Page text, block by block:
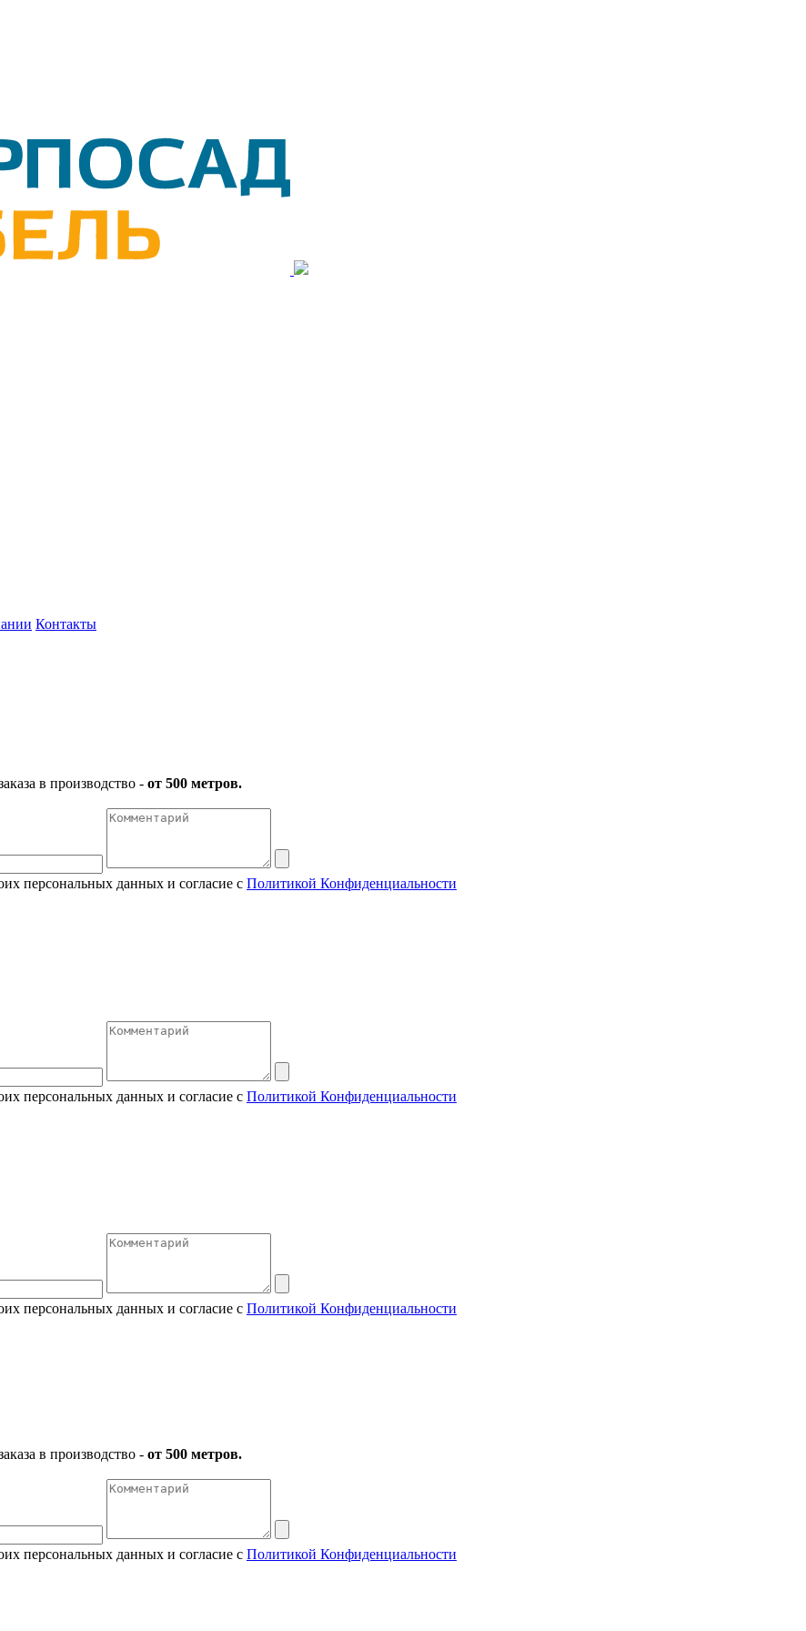
Контакты
в производство - от 500 метров.
персональных данных и согласие с Политикой Конфиденциальности
персональных данных и согласие с Политикой Конфиденциальности
персональных данных и согласие с Политикой Конфиденциальности
в производство - от 500 метров.
персональных данных и согласие с Политикой Конфиденциальности